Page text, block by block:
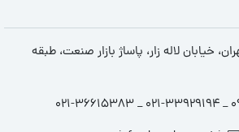
خیابان لاله زار، پاساژ بازار صنعت، طبقه